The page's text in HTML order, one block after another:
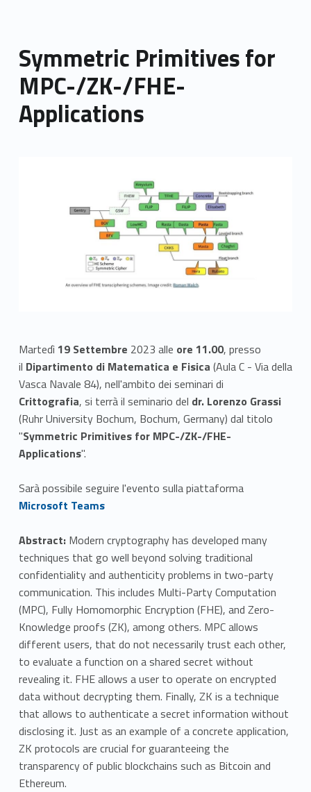
Symmetric Primitives for
MPC-/ZK-/FHE-
Applications
Martedì 19 Settembre 2023 alle ore 11.00, presso
il Dipartimento di Matematica e Fisica (Aula C - Via della
Vasca Navale 84), nell'ambito dei seminari di
Crittografia, si terrà il seminario del dr. Lorenzo Grassi
(Ruhr University Bochum, Bochum, Germany) dal titolo
"Symmetric Primitives for MPC-/ZK-/FHE-
Applications".
Sarà possibile seguire l'evento sulla piattaforma
Microsoft Teams
Abstract: Modern cryptography has developed many
techniques that go well beyond solving traditional
confidentiality and authenticity problems in two-party
communication. This includes Multi-Party Computation
(MPC), Fully Homomorphic Encryption (FHE), and Zero-
Knowledge proofs (ZK), among others. MPC allows
different users, that do not necessarily trust each other,
to evaluate a function on a shared secret without
revealing it. FHE allows a user to operate on encrypted
data without decrypting them. Finally, ZK is a technique
that allows to authenticate a secret information without
disclosing it. Just as an example of a concrete application,
ZK protocols are crucial for guaranteeing the
transparency of public blockchains such as Bitcoin and
Ethereum.